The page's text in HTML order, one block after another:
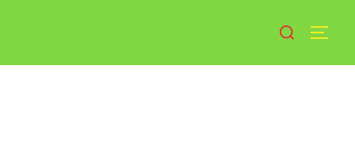
Buscar: